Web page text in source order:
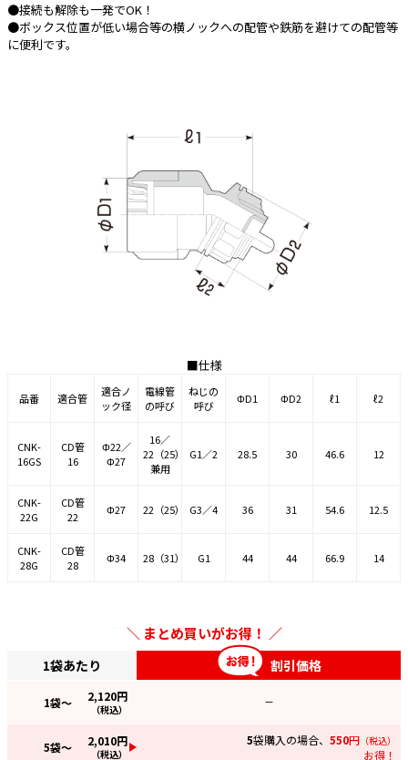
工具関連
EV充電設備工事関連
販売終了品
●接続も解除も一発でOK！
●ボックス位置が低い場合等の横ノックへの配管や鉄筋を避けての配管等
に便利です。
■仕様
品番 適合管
適合ノ
ック径
電線管
の呼び
ねじの
呼び
ΦD1 ΦD2 ℓ1 ℓ2
CNK-
16GS
CD管
16
Φ22／
Φ27
16／
22（25）
兼用
G1／2 28.5 30 46.6 12
CNK-
22G
CD管
22
Φ27 22（25） G3／4 36 31 54.6 12.5
CNK-
28G
CD管
28
Φ34 28（31） G1 44 44 66.9 14
まとめ買いがお得！
1袋あたり 割引価格
1袋～ 2,120円
（税込）
—
5袋～ 2,010円
（税込）
5袋購入の場合、 550円 （税込）
お得！